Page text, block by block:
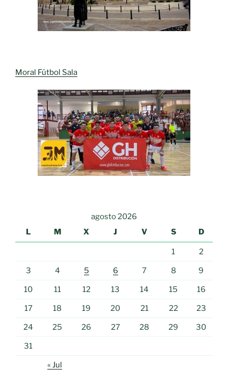
Moral Fútbol Sala
agosto 2026
L
M X J V S D
1 2
3 4 5 6 7 8 9
10 11 12 13 14 15 16
17 18 19 20 21 22 23
24 25 26 27 28 29 30
31
« Jul